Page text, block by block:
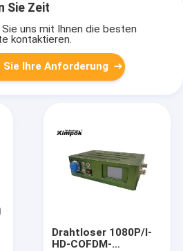
Sie Zeit
uns mit Ihnen die besten
kontaktieren.
Sie Ihre Anforderung
Drahtloser 1080P/I-
HD-COFDM-